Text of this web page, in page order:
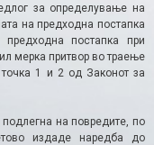
за определување на
на предходна постапка
постапка при
мерка притвор во траење
1 и 2 од Законот за
на повредите, по
издаде наредба до